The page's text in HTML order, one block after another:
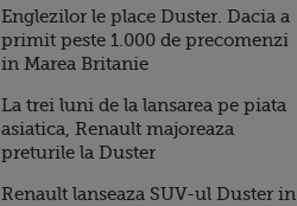
Englezilor le place Duster. Dacia a
primit peste 1.000 de precomenzi
in Marea Britanie
La trei luni de la lansarea pe piata
asiatica, Renault majoreaza
preturile la Duster
Renault lanseaza SUV-ul Duster in